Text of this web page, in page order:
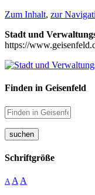
Zum Inhalt, zur
Stadt und
https://
Finden in Geisenfeld
suchen
Schriftgröße
A A A